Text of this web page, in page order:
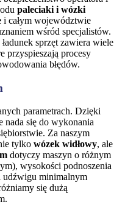
paleciaki i wózki
i całym województwie
wśród specjalistów.
sprzęt zawiera wiele
przyspieszają procesy
błędów.
parametrach. Dzięki
nada się do wykonania
Za naszym
tylko wózek widłowy, ale
dotyczy maszyn o różnym
wysokości podnoszenia
minimalnym
się dużą